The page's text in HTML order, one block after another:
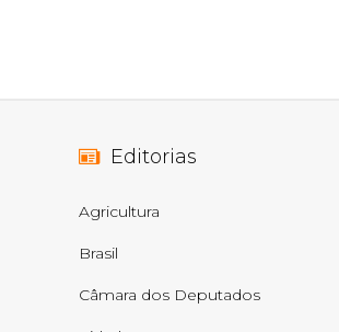
Editorias
Agricultura
Brasil
Câmara dos Deputados